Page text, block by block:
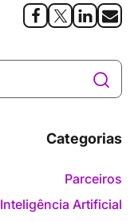
Categorias
Parceiros
Inteligência Artificial